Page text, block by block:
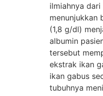
ilmiahnya
menunjukkan
(1,8 g/dl)
albumin
tersebut
ekstrak ikan
ikan gabus
tubuhnya